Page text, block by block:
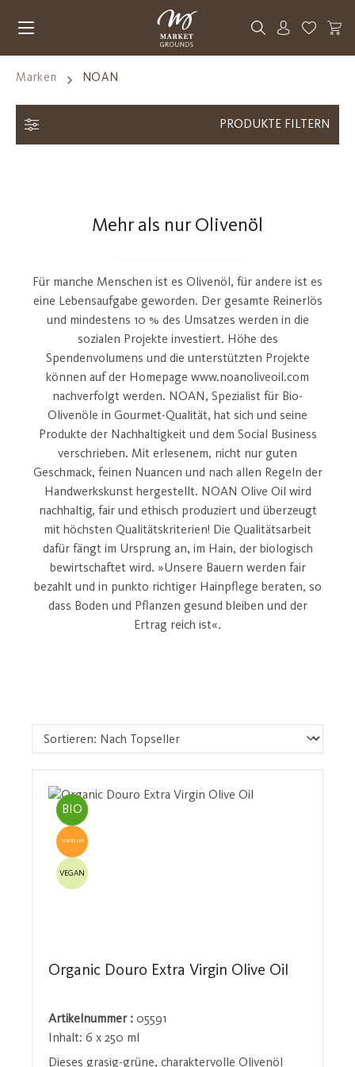
Du hast
Marken NOAN
PRODUKTE FILTERN
Mehr als nur Olivenöl
Für manche Menschen ist es Olivenöl, für andere ist es
eine Lebensaufgabe geworden. Der gesamte Reinerlös
und mindestens 10 % des Umsatzes werden in die
sozialen Projekte investiert. Höhe des
Spendenvolumens und die unterstützten Projekte
können auf der Homepage www.noanoliveoil.com
nachverfolgt werden. NOAN, Spezialist für Bio-
Olivenöle in Gourmet-Qualität, hat sich und seine
Produkte der Nachhaltigkeit und dem Social Business
verschrieben. Mit erlesenem, nicht nur guten
Geschmack, feinen Nuancen und nach allen Regeln der
Handwerkskunst hergestellt. NOAN Olive Oil wird
nachhaltig, fair und ethisch produziert und überzeugt
mit höchsten Qualitätskriterien! Die Qualitätsarbeit
dafür fängt im Ursprung an, im Hain, der biologisch
bewirtschaftet wird. »Unsere Bauern werden fair
bezahlt und in punkto richtiger Hainpflege beraten, so
dass Boden und Pflanzen gesund bleiben und der
Ertrag reich ist«.
BIO
TOPSELLER
VEGAN
Organic Douro Extra Virgin Olive Oil
Artikelnummer : 05591
Inhalt: 6 x 250 ml
Dieses grasig-grüne, charaktervolle Olivenöl